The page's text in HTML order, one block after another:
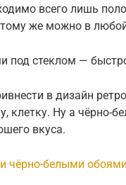
всего лишь
тому же можно в
под стеклом —
в дизайн
клетку. Ну а чёрно-
вкуса.
чёрно-белыми обоями